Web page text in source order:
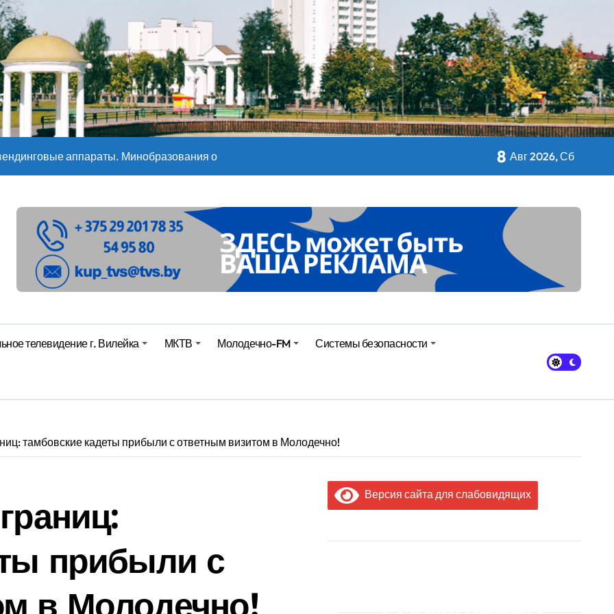
– 05 08 2026
– 07 08 20
аппараты. Минобразования об изменениях в школьном питании
из Молодечно о 50-килограммовом каравае для Дворца Независимости
детей с 1 сентября, рассказали в правительстве
рассказали о погоде на сегодня
– 05 08 2026
– 07 08 20
8 Авг 2026, Сб
телевидение г. Вилейка МКТВ Молодечно-FM Системы безопасности
тамбовские кадеты прибыли с ответным визитом в Молодечно!
прибыли с
в Молодечно!
Версия сайта для слабовидящих